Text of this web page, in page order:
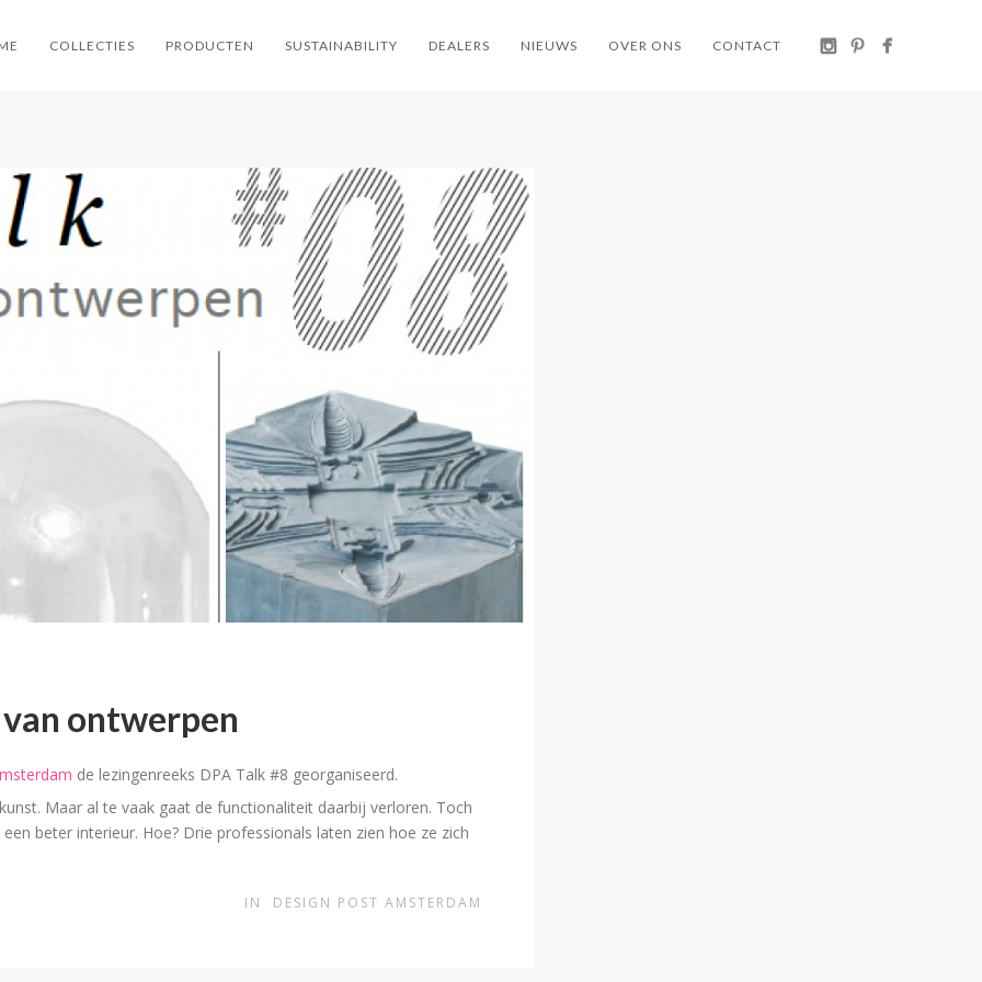
COLLECTIES PRODUCTEN SUSTAINABILITY DEALERS NIEUWS OVER ONS CONTACT
ontwerpen
de lezingenreeks DPA Talk #8 georganiseerd.
Maar al te vaak gaat de functionaliteit daarbij verloren. Toch
beter interieur. Hoe? Drie professionals laten zien hoe ze zich
IN DESIGN POST AMSTERDAM